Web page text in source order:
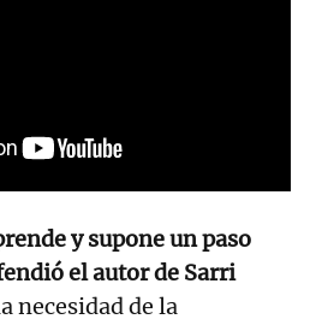
y supone un paso
el autor de Sarri
necesidad de la